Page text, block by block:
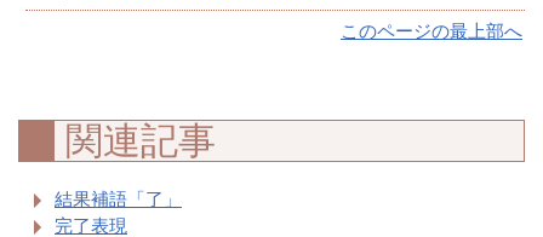
このページの最上部へ
関連記事
結果補語「了」
完了表現